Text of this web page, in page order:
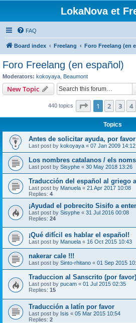
LokaNova et
FAQ
Board index Freelang Foro Freelang (en
Foro Freelang (en español)
Moderators: kokoyaya Beaumont
New Topic
440 topics Page 1of 9
1 2 3 4
Topics
Antes de solicitar ayuda, por
Last post by kokoyaya « 07 Jan 2009 14:12
Los nombres catalanos / els
Last post by Sisyphe « 30 May 2018 13:26
Traducción del español al griego
Last post by Manuela « 21 Apr 2017 10:08
Replies: 4
¡Ayudad el pobrecito Sisifo a
Last post by Sisyphe « 31 Jul 2016 00:08
Replies: 24
¡Qué difícil es hablar el español!
Last post by Manuela « 16 Oct 2015 10:43
nakerar cale !!!
Last post by Sinto-rhitano « 01 Sep 2015
Traduccion al Sanscrito (por favor)
Last post by pucam « 01 Jul 2015 02:35
Replies: 15
Traducción a latín por favor
Last post by Isis « 05 Mar 2015 10:54
Replies: 2